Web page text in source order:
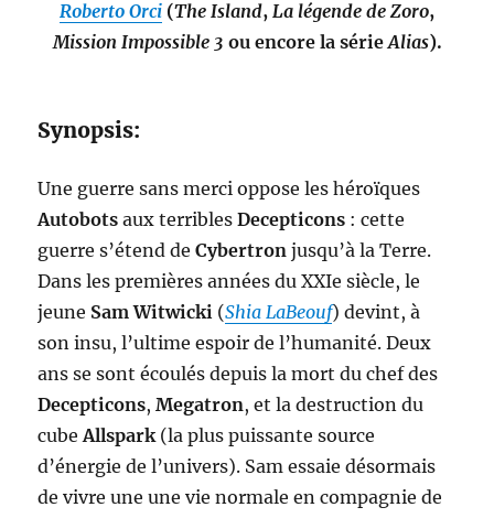
Roberto Orci (The Island, La légende de Zoro,
Mission Impossible 3 ou encore la sérieAlias).
Synopsis:
Une guerre sans merci oppose les héroïques
Autobots aux terriblesDecepticons : cette
guerre s’étend deCybertron jusqu’à la Terre.
Dans les premières années du XXIe siècle, le
jeune Sam Witwicki (Shia LaBeouf) devint, à
son insu, l’ultime espoir de l’humanité. Deux
ans se sont écoulés depuis la mort du chef des
Decepticons,Megatron, et la destruction du
cubeAllspark(la plus puissante source
d’énergie de l’univers). Sam essaie désormais
de vivre une une vie normale en compagnie de